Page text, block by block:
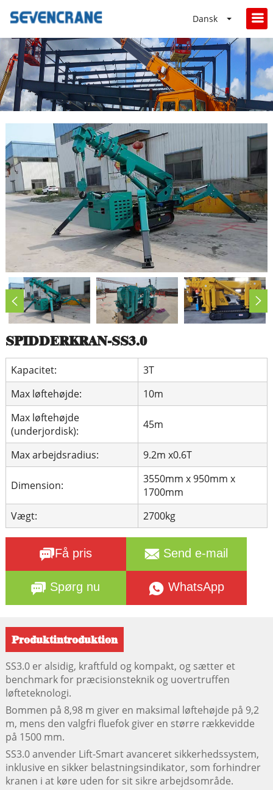
Dansk
SPIDDERKRAN-SS3.0
Kapacitet:
3T
Max løftehøjde:
10m
Max løftehøjde
(underjordisk):
45m
Max arbejdsradius: 9.2m x0.6T
Dimension:
3550mm x 950mm x
1700mm
Vægt:
2700kg
Få pris Send e-mail
Spørg nu WhatsApp
Produktintroduktion
SS3.0 er alsidig, kraftfuld og kompakt, og sætter et
benchmark for præcisionsteknik og uovertruffen
løfteteknologi.
Bommen på 8,98 m giver en maksimal løftehøjde på 9,2
m, mens den valgfri fluefok giver en større rækkevidde
på 1500 mm.
SS3.0 anvender Lift-Smart avanceret sikkerhedssystem,
inklusive en sikker belastningsindikator, som forhindrer
kranen i at køre uden for sit sikre arbejdsområde.